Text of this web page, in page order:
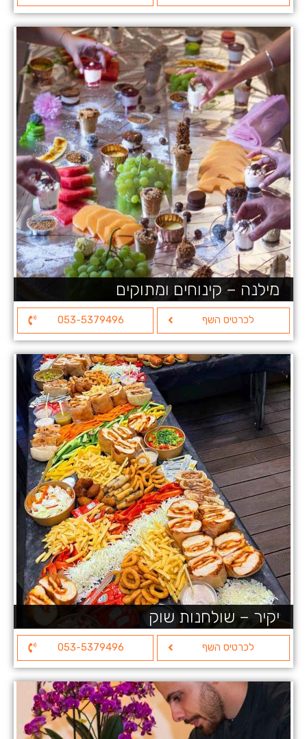
מילנה – קינוחים ומתוקים
לכרטיס השף 053-5379496
יקיר – שולחנות שוק
לכרטיס השף 053-5379496